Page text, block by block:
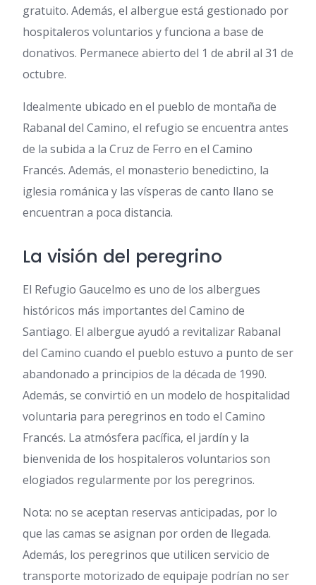
gratuito. Además, el albergue está gestionado por
hospitaleros voluntarios y funciona a base de
donativos. Permanece abierto del 1 de abril al 31 de
octubre.
Idealmente ubicado en el pueblo de montaña de
Rabanal del Camino, el refugio se encuentra antes
de la subida a la Cruz de Ferro en el Camino
Francés. Además, el monasterio benedictino, la
iglesia románica y las vísperas de canto llano se
encuentran a poca distancia.
La visión del peregrino
El Refugio Gaucelmo es uno de los albergues
históricos más importantes del Camino de
Santiago. El albergue ayudó a revitalizar Rabanal
del Camino cuando el pueblo estuvo a punto de ser
abandonado a principios de la década de 1990.
Además, se convirtió en un modelo de hospitalidad
voluntaria para peregrinos en todo el Camino
Francés. La atmósfera pacífica, el jardín y la
bienvenida de los hospitaleros voluntarios son
elogiados regularmente por los peregrinos.
Nota: no se aceptan reservas anticipadas, por lo
que las camas se asignan por orden de llegada.
Además, los peregrinos que utilicen servicio de
transporte motorizado de equipaje podrían no ser